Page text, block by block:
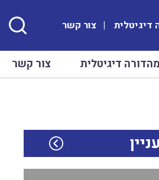
דיגיטלית צור קשר
מהדורה דיגיטלית צור קשר